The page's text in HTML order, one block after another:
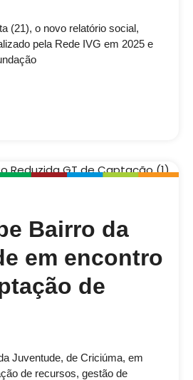
(21), o novo relatório social,
pela Rede IVG em 2025 e
Bairro da
em encontro
de
Juventude, de Criciúma, em
de recursos, gestão de